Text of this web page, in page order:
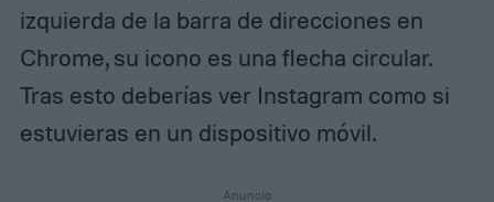
izquierda de la barra de direcciones en
Chrome, su icono es una flecha circular.
Tras esto deberías ver Instagram como si
estuvieras en un dispositivo móvil.